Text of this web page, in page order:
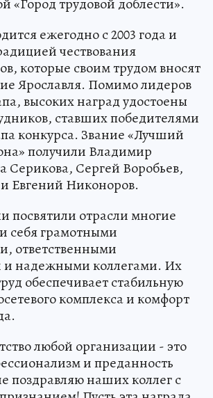
«Город трудовой доблести».
ежегодно с 2003 года и
чествования
которые своим трудом вносят
Ярославля. Помимо лидеров
высоких наград удостоены
ставших победителями
конкурса. Звание «Лучший
получили Владимир
Серикова, Сергей Воробьев,
Евгений Никоноров.
посвятили отрасли многие
себя грамотными
ответственными
и надежными коллегами. Их
обеспечивает стабильную
комплекса и комфорт
любой организации - это
и преданность
поздравляю наших коллег с